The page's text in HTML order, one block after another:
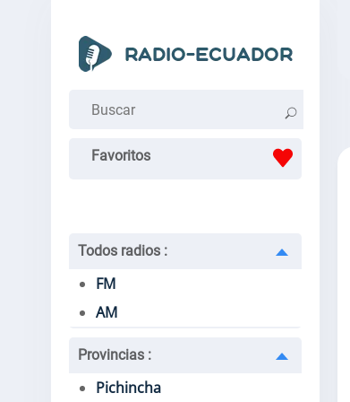
Favoritos
Todos radios :
FM
AM
Provincias :
Pichincha